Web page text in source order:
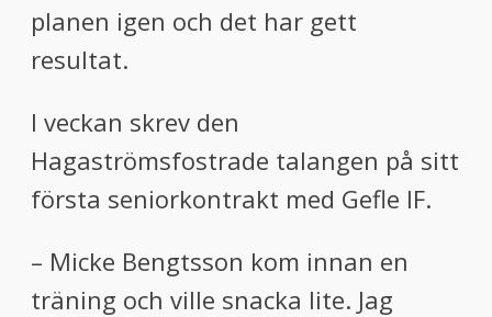
planen igen och det har gett
resultat.
I veckan skrev den
Hagaströmsfostrade talangen på sitt
första seniorkontrakt med Gefle IF.
– Micke Bengtsson kom innan en
träning och ville snacka lite. Jag